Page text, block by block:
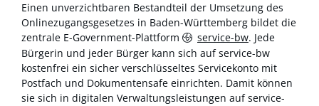
Einen unverzichtbaren Bestandteil der Umsetzung des
Onlinezugangsgesetzes in Baden-Württemberg bildet die
zentrale E-Government-Plattform
service-bw. Jede
Bürgerin und jeder Bürger kann sich auf service-bw
kostenfrei ein sicher verschlüsseltes Servicekonto mit
Postfach und Dokumentensafe einrichten. Damit können
sie sich in digitalen Verwaltungsleistungen auf service-